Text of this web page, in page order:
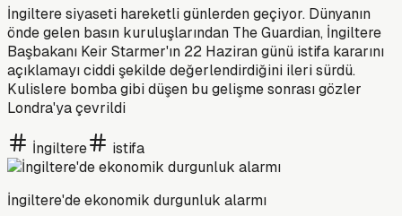
İngiltere siyaseti hareketli günlerden geçiyor. Dünyanın
önde gelen basın kuruluşlarından The Guardian, İngiltere
Başbakanı Keir Starmer'ın 22 Haziran günü istifa kararını
açıklamayı ciddi şekilde değerlendirdiğini ileri sürdü.
Kulislere bomba gibi düşen bu gelişme sonrası gözler
Londra'ya çevrildi
İngiltere istifa
İngiltere'de ekonomik durgunluk alarmı